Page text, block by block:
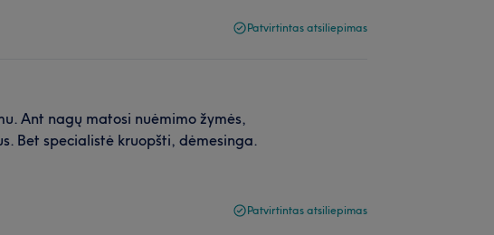
Patvirtintas atsiliepimas
Ant nagų matosi nuėmimo žymės,
Bet specialistė kruopšti, dėmesinga.
Patvirtintas atsiliepimas